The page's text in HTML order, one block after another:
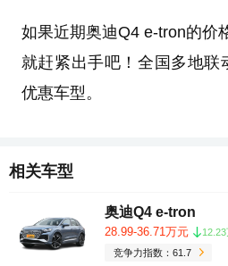
如果近期奥迪Q4 e-tron的价
就赶紧出手吧！全国多地联
优惠车型。
相关车型
奥迪Q4 e-tron
28.99-36.71万元
竞争力指数：61.7